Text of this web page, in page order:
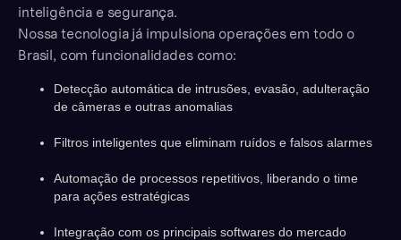
inteligência e segurança.
Nossa tecnologia já impulsiona operações em todo o
Brasil, com funcionalidades como:
Detecção automática de intrusões, evasão, adulteração
de câmeras e outras anomalias
Filtros inteligentes que eliminam ruídos e falsos alarmes
Automação de processos repetitivos, liberando o time
para ações estratégicas
Integração com os principais softwares do mercado